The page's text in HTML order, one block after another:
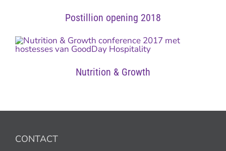
Postillion opening 2018
Nutrition & Growth
CONTACT